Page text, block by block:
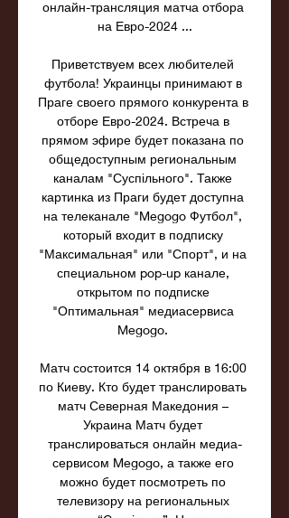
онлайн-трансляция матча отбора
на Евро-2024 ...
Приветствуем всех любителей
футбола! Украинцы принимают в
Праге своего прямого конкурента в
отборе Евро-2024. Встреча в
прямом эфире будет показана по
общедоступным региональным
каналам "Суспільного". Также
картинка из Праги будет доступна
на телеканале "Megogo Футбол",
который входит в подписку
"Максимальная" или "Спорт", и на
специальном pop-up канале,
открытом по подписке
"Оптимальная" медиасервиса
Megogo.
Матч состоится 14 октября в 16:00
по Киеву. Кто будет транслировать
матч Северная Македония –
Украина Матч будет
транслироваться онлайн медиа-
сервисом Megogo, а также его
можно будет посмотреть по
телевизору на региональных